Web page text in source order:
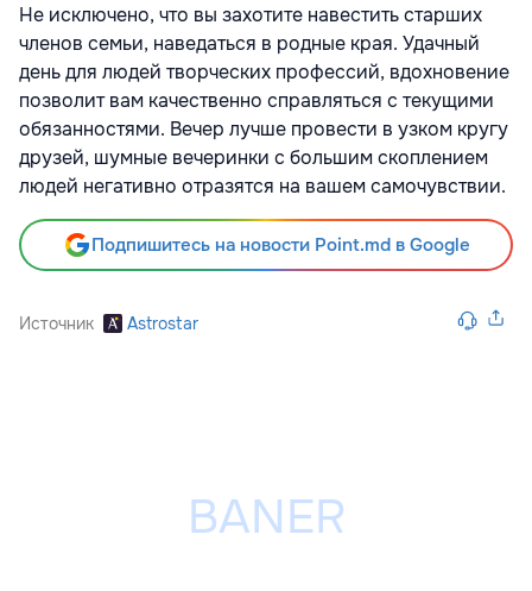
Не исключено, что вы захотите навестить старших
членов семьи, наведаться в родные края. Удачный
день для людей творческих профессий, вдохновение
позволит вам качественно справляться с текущими
обязанностями. Вечер лучше провести в узком кругу
друзей, шумные вечеринки с большим скоплением
людей негативно отразятся на вашем самочувствии.
Подпишитесь на новости Point.md в Google
Источник Astrostar